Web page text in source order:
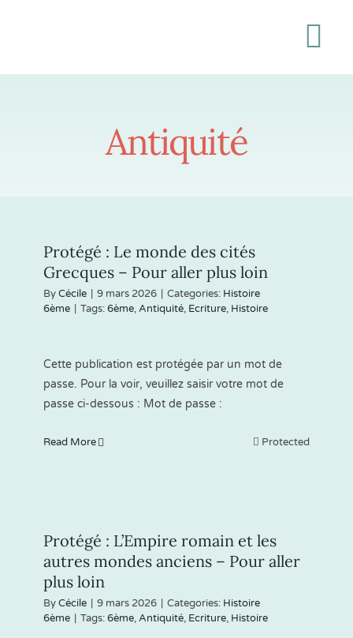
Antiquité
Protégé : Le monde des cités
Grecques – Pour aller plus loin
ByCécile 9 mars 2026 Categories: Histoire
6ème
Tags:6ème,Antiquité, Ecriture, Histoire
Cette publication est protégée par un mot de
passe. Pour la voir, veuillez saisir votre mot de
passe ci-dessous : Mot de passe :
Read More Protected
Protégé : L’Empire romain et les
autres mondes anciens – Pour aller
plus loin
ByCécile 9 mars 2026 Categories: Histoire
6ème
Tags:6ème,Antiquité, Ecriture, Histoire